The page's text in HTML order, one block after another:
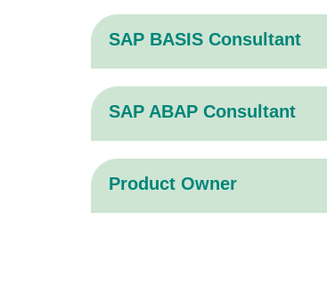
SAP BASIS Consultant
SAP ABAP Consultant
Product Owner